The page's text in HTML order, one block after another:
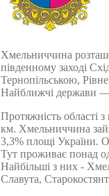
Хмельниччина
південному заході
Тернопільською,
Найближчі держави
Протяжність області
км. Хмельниччина
3,3% площі України.
Тут проживає понад
Найбільші з них -
Славута,